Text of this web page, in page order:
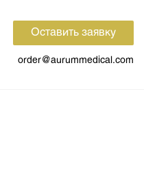
Оставить заявку
order@aurummedical.com